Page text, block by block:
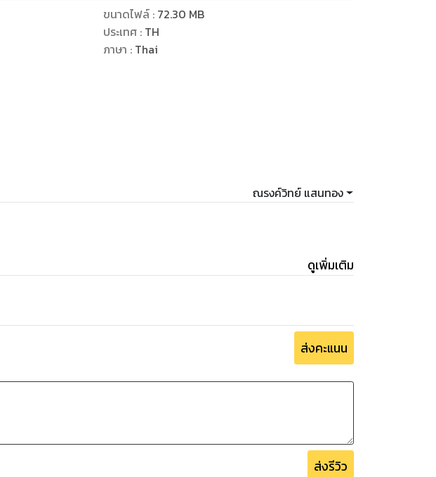
ขนาดไฟล์: 72.30 MB
ประเทศ : TH
ภาษา : Thai
ณรงค์วิทย์ แสนทอง
ดูเพิ่มเติม
ส่งคะแนน
ส่งรีวิว